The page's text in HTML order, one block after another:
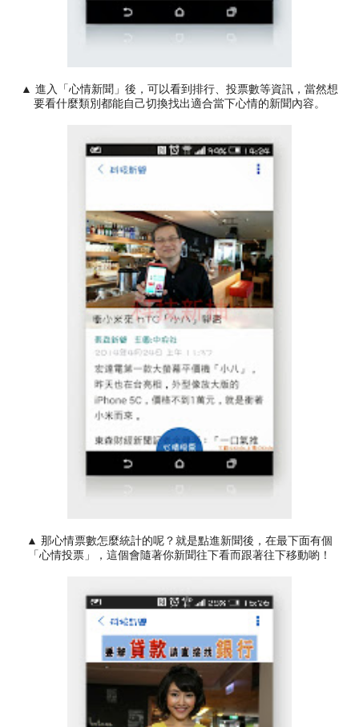
▲ 進入「心情新聞」後，可以看到排行、投票數等資訊，當然想
要看什麼類別都能自己切換找出適合當下心情的新聞內容。
▲ 那心情票數怎麼統計的呢？就是點進新聞後，在最下面有個
「心情投票」，這個會隨著你新聞往下看而跟著往下移動喲！